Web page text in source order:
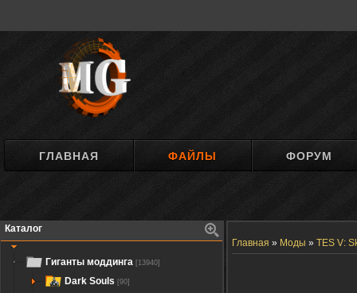
ГЛАВНАЯ ФАЙЛЫ ФОРУМ
Каталог
Гиганты моддинга [13940]
Dark Souls [90]
Главная » Моды » TES V: